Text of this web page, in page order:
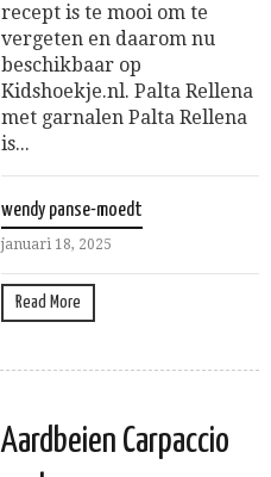
recept is te mooi om te
vergeten en daarom nu
beschikbaar op
Kidshoekje.nl. Palta Rellena
met garnalen Palta Rellena
is...
wendy panse-moedt
januari 18, 2025
Read More
Aardbeien Carpaccio